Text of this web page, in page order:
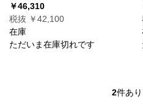
￥46,310
税抜 ￥42,100
在庫
ただいま在庫切れです
2件あ